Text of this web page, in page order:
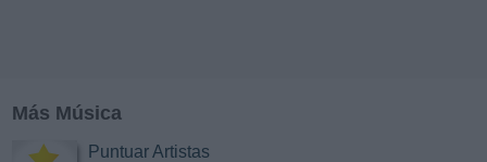
Más Música
Puntuar Artistas